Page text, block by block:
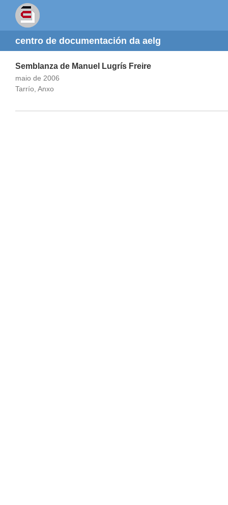
centro de documentación da aelg
Semblanza de Manuel Lugrís Freire
maio de 2006
Tarrío, Anxo